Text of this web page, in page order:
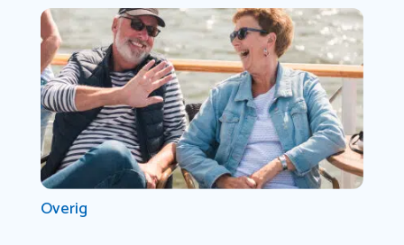
Overig